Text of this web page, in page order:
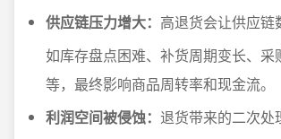
供应链压力增大： 高退货会让供应链
如库存盘点困难、补货周期变长、采
等，最终影响商品周转率和现金流。
利润空间被侵蚀： 退货带来的二次处